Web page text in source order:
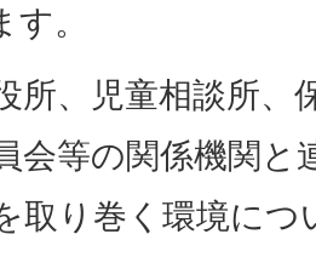
。
所、児童相談所、
会等の関係機関と
取り巻く環境につ